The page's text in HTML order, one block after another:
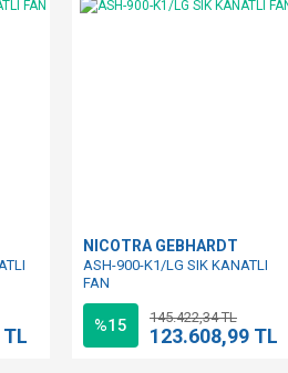
NICOTRA GEBHARDT
ASH-900-K1/LG SIK KANATLI
FAN
%15 145.422,34 TL
123.608,99 TL